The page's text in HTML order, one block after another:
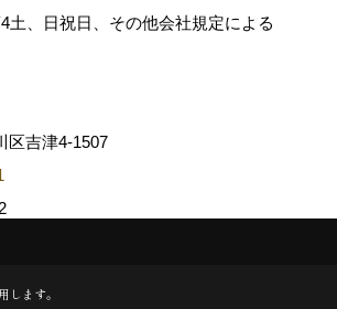
土、日祝日、その他会社規定による
区吉津4-1507
業株式会社. All Rights Reserved.
します。